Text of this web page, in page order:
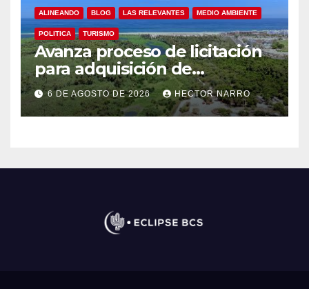
ALINEANDO BLOG LAS RELEVANTES MEDIO AMBIENTE
POLITICA TURISMO
Avanza proceso de licitación
para adquisición de
maquinaria del Plan de
Regeneración del Estero
Josefino
6 DE AGOSTO DE 2026 HECTOR NARRO